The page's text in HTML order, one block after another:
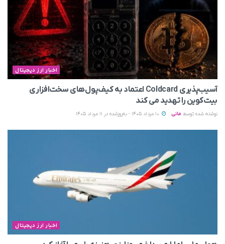
اخبار ارز دیجیتال
آسیب‌پذیری Coldcard اعتماد به کیف‌پول‌های سخت‌افزاری
بیت‌کوین را تهدید می‌ کند
نوشته شده توسط مانی
اخبار ارز دیجیتال